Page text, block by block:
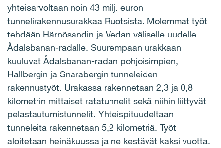
yhteisarvoltaan noin 43 milj. euron
tunnelirakennusurakkaa Ruotsista. Molemmat työt
tehdään Härnösandin ja Vedan väliselle uudelle
Ådalsbanan-radalle. Suurempaan urakkaan
kuuluvat Ådalsbanan-radan pohjoisimpien,
Hallbergin ja Snarabergin tunneleiden
rakennustyöt. Urakassa rakennetaan 2,3 ja 0,8
kilometrin mittaiset ratatunnelit sekä niihin liittyvät
pelastautumistunnelit. Yhteispituudeltaan
tunneleita rakennetaan 5,2 kilometriä. Työt
aloitetaan heinäkuussa ja ne kestävät kaksi vuotta.